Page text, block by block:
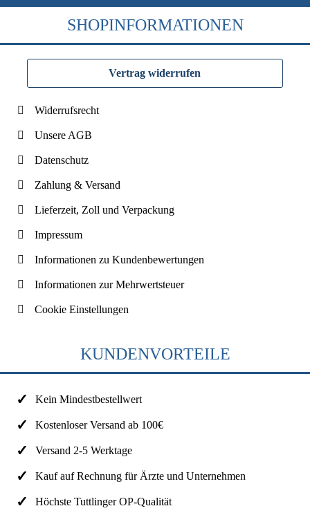
SHOPINFORMATIONEN
Vertrag widerrufen
Widerrufsrecht
Unsere AGB
Datenschutz
Zahlung & Versand
Lieferzeit, Zoll und Verpackung
Impressum
Informationen zu Kundenbewertungen
Informationen zur Mehrwertsteuer
Cookie Einstellungen
KUNDENVORTEILE
Kein Mindestbestellwert
Kostenloser Versand ab 100€
Versand 2-5 Werktage
Kauf auf Rechnung für Ärzte und Unternehmen
Höchste Tuttlinger OP-Qualität